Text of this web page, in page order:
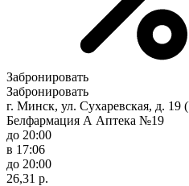
Забронировать
Забронировать
г. Минск, ул. Сухаревская, д. 19
Белфармация А Аптека №19
до 20:00
в 17:06
до 20:00
26,31 р.